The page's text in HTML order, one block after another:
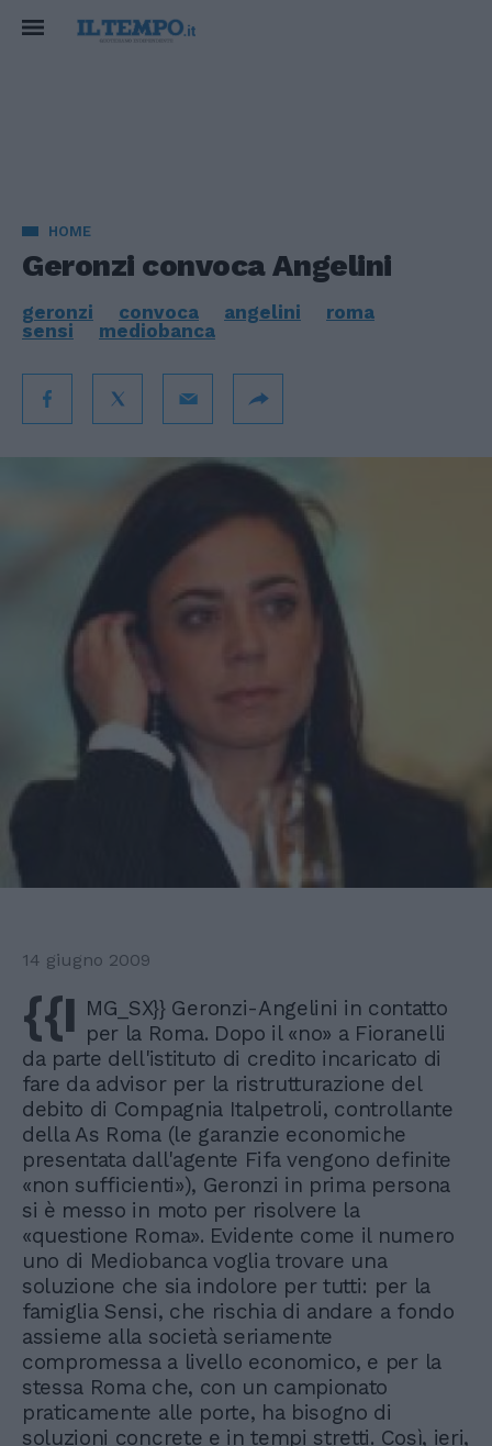
HOME
Geronzi convoca Angelini
geronzi convoca angelini
roma
sensi
mediobanca
14 giugno 2009
{{I MG_SX}} Geronzi-Angelini in contatto
per la Roma. Dopo il «no» a Fioranelli
da parte dell'istituto di credito incaricato di
fare da advisor per la ristrutturazione del
debito di Compagnia Italpetroli, controllante
della As Roma (le garanzie economiche
presentata dall'agente Fifa vengono definite
«non sufficienti»), Geronzi in prima persona
si è messo in moto per risolvere la
«questione Roma». Evidente come il numero
uno di Mediobanca voglia trovare una
soluzione che sia indolore per tutti: per la
famiglia Sensi, che rischia di andare a fondo
assieme alla società seriamente
compromessa a livello economico, e per la
stessa Roma che, con un campionato
praticamente alle porte, ha bisogno di
soluzioni concrete e in tempi stretti. Così, ieri,